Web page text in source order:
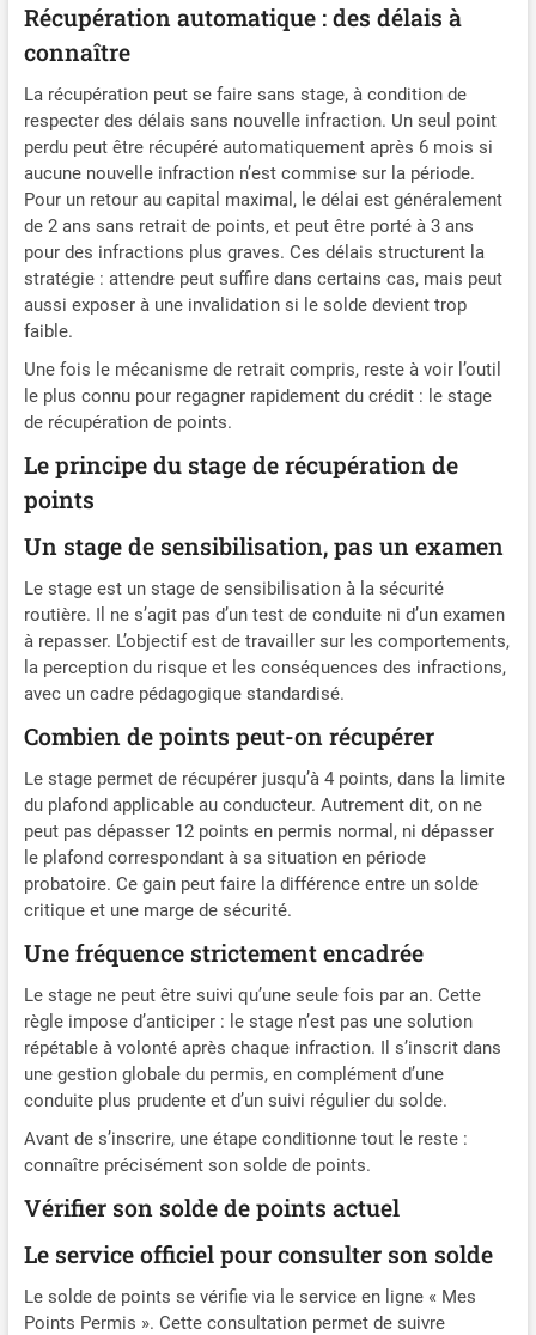
Récupération automatique : des délais à
connaître
La récupération peut se faire sans stage, à condition de
respecter des délais sans nouvelle infraction. Un seul point
perdu peut être récupéré automatiquement après 6 mois si
aucune nouvelle infraction n’est commise sur la période.
Pour un retour au capital maximal, le délai est généralement
de 2 ans sans retrait de points, et peut être porté à 3 ans
pour des infractions plus graves. Ces délais structurent la
stratégie : attendre peut suffire dans certains cas, mais peut
aussi exposer à une invalidation si le solde devient trop
faible.
Une fois le mécanisme de retrait compris, reste à voir l’outil
le plus connu pour regagner rapidement du crédit : le stage
de récupération de points.
Le principe du stage de récupération de
points
Un stage de sensibilisation, pas un examen
Le stage est un stage de sensibilisation à la sécurité
routière. Il ne s’agit pas d’un test de conduite ni d’un examen
à repasser. L’objectif est de travailler sur les comportements,
la perception du risque et les conséquences des infractions,
avec un cadre pédagogique standardisé.
Combien de points peut-on récupérer
Le stage permet de récupérer jusqu’à 4 points, dans la limite
du plafond applicable au conducteur. Autrement dit, on ne
peut pas dépasser 12 points en permis normal, ni dépasser
le plafond correspondant à sa situation en période
probatoire. Ce gain peut faire la différence entre un solde
critique et une marge de sécurité.
Une fréquence strictement encadrée
Le stage ne peut être suivi qu’une seule fois par an. Cette
règle impose d’anticiper : le stage n’est pas une solution
répétable à volonté après chaque infraction. Il s’inscrit dans
une gestion globale du permis, en complément d’une
conduite plus prudente et d’un suivi régulier du solde.
Avant de s’inscrire, une étape conditionne tout le reste :
connaître précisément son solde de points.
Vérifier son solde de points actuel
Le service officiel pour consulter son solde
Le solde de points se vérifie via le service en ligne « Mes
Points Permis ». Cette consultation permet de suivre